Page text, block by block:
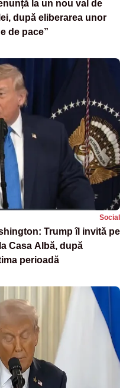
la un nou val de
după eliberarea unor
de pace”
Social
Trump îl invită pe
Casa Albă, după
perioadă